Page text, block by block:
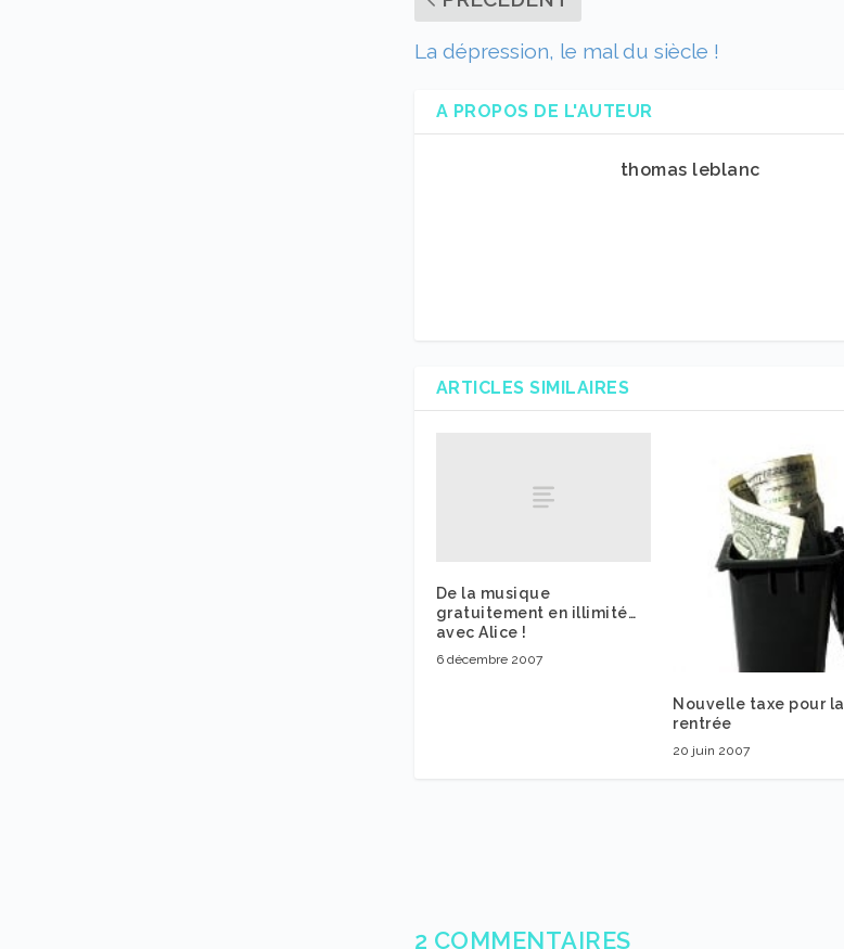
La dépression, le mal du siècle !
A PROPOS DE L'AUTEUR
thomas leblanc
ARTICLES SIMILAIRES
De la musique
gratuitement en illimité…
avec Alice !
6 décembre 2007
Nouvelle taxe pour la
rentrée
20 juin 2007
2 COMMENTAIRES